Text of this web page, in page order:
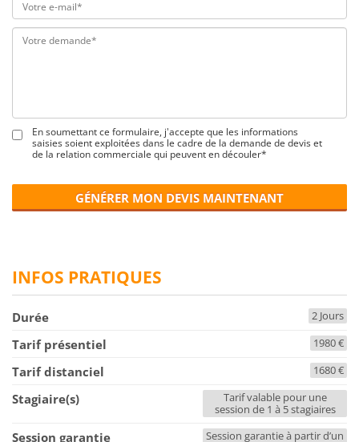
En soumettant ce formulaire, j'accepte que les informations
saisies soient exploitées dans le cadre de la demande de devis et
de la relation commerciale qui peuvent en découler*
GÉNÉRER MON DEVIS MAINTENANT
INFOS PRATIQUES
Durée 2 Jours
Tarif présentiel 1980 €
Tarif distanciel 1680 €
Stagiaire(s)
Tarif valable pour une
session de 1 à 5 stagiaires
Session garantie
Session garantie à partir d’un